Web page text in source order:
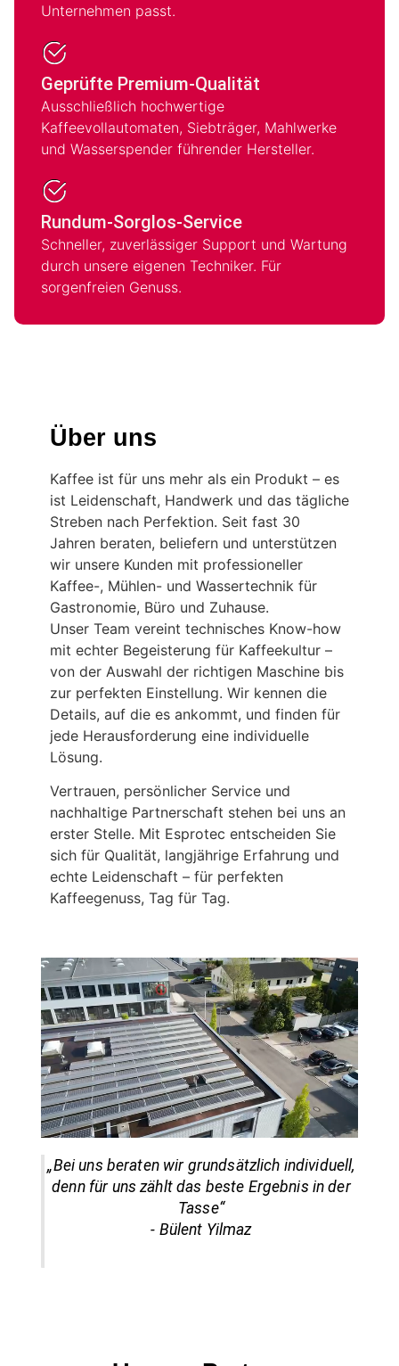
Unternehmen passt.
Geprüfte Premium-Qualität
Ausschließlich hochwertige
Kaffeevollautomaten, Siebträger, Mahlwerke
und Wasserspender führender Hersteller.
Rundum-Sorglos-Service
Schneller, zuverlässiger Support und Wartung
durch unsere eigenen Techniker. Für
sorgenfreien Genuss.
Über uns
Kaffee ist für uns mehr als ein Produkt – es
ist Leidenschaft, Handwerk und das tägliche
Streben nach Perfektion. Seit fast 30
Jahren beraten, beliefern und unterstützen
wir unsere Kunden mit professioneller
Kaffee-, Mühlen- und Wassertechnik für
Gastronomie, Büro und Zuhause.
Unser Team vereint technisches Know-how
mit echter Begeisterung für Kaffeekultur –
von der Auswahl der richtigen Maschine bis
zur perfekten Einstellung. Wir kennen die
Details, auf die es ankommt, und finden für
jede Herausforderung eine individuelle
Lösung.
Vertrauen, persönlicher Service und
nachhaltige Partnerschaft stehen bei uns an
erster Stelle. Mit Esprotec entscheiden Sie
sich für Qualität, langjährige Erfahrung und
echte Leidenschaft – für perfekten
Kaffeegenuss, Tag für Tag.
„Bei uns beraten wir grundsätzlich individuell,
denn für uns zählt das beste Ergebnis in der
Tasse“
- Bülent Yilmaz